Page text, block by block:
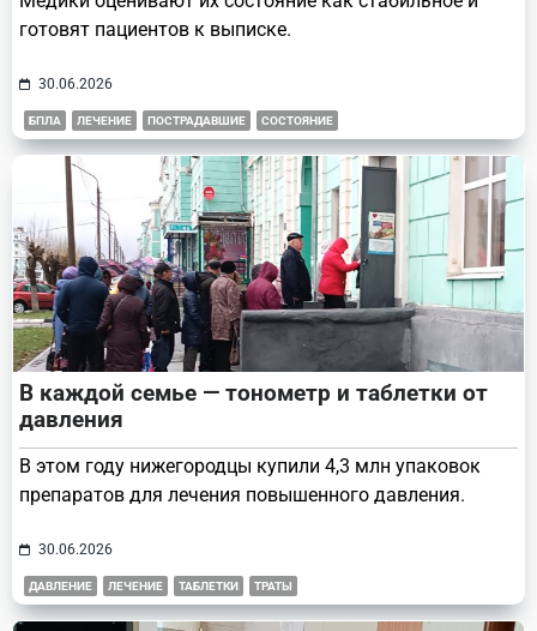
готовят пациентов к выписке.
30.06.2026
БПЛА ЛЕЧЕНИЕ ПОСТРАДАВШИЕ СОСТОЯНИЕ
В каждой семье — тонометр и таблетки от
давления
В этом году нижегородцы купили 4,3 млн упаковок
препаратов для лечения повышенного давления.
30.06.2026
ДАВЛЕНИЕ ЛЕЧЕНИЕ ТАБЛЕТКИ ТРАТЫ